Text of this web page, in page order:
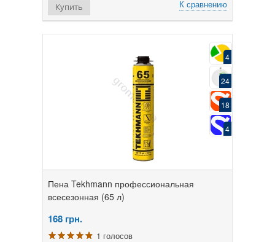
К сравнению
Купить
4
24
18
4
Пена Tekhmann профессиональная
всесезонная (65 л)
168 грн.
1 голосов